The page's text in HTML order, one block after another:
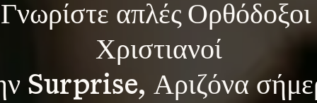
Γνωρίστε απλές Ορθόδοξοι
Χριστιανοί
Surprise, Αριζόνα